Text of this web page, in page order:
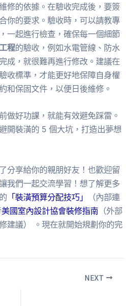
修的依據。在驗收完成後，要簽
你的要求。驗收時，可以請教專
一起進行檢查，確保每一個細節
程的驗收，例如水電管線、防水
成，就很難再進行修改。建議在
收標準，才能更好地保障自身權
和保固文件，以便日後維修。
做好功課，就能有效避免踩雷。
開裝潢的 5 個大坑，打造出夢想
分享給你的親朋好友！也歡迎留
我們一起交流學習！想了解更多
「裝潢預算分配技巧」
（內部連
美國室內設計協會裝修指南 （外部
建議） 。現在就開始規劃你的完
NEXT